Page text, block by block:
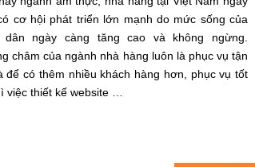
cơ hội phát triển lớn mạnh do mức sống của
dân ngày càng tăng cao và không ngừng.
châm của ngành nhà hàng luôn là phục vụ tận
để có thêm nhiều khách hàng hơn, phục vụ tốt
việc thiết kế website …